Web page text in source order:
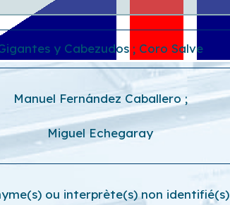
y Cabezudos ; Coro Salve
Manuel Fernández Caballero;
Miguel Echegaray
ou interprète(s) non identifié(s)